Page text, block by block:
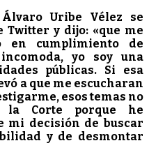
Uribe Vélez se
Twitter y dijo: «que me
cumplimiento de
yo soy una
públicas. Si esa
a que me escucharan
esos temas no
la Corte porque he
mi decisión de buscar
y de desmontar